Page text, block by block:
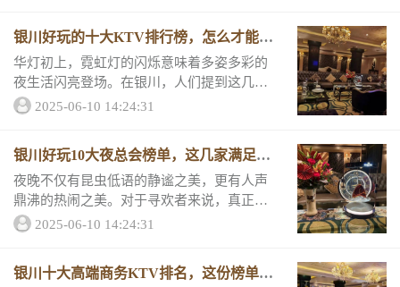
总会...
银川好玩的十大KTV排行榜，怎么才能避
免
华灯初上，霓虹灯的闪烁意味着多姿多彩的
夜生活闪亮登场。在银川，人们提到这几家K
TV总是赞不绝口，又有优惠透明的价格和超
2025-06-10 14:24:31
银川好玩10大夜总会榜单，这几家满足你
的
夜晚不仅有昆虫低语的静谧之美，更有人声
鼎沸的热闹之美。对于寻欢者来说，真正的
生活才刚开始。可以K歌喝酒、热舞玩牌的夜
会 2...
2025-06-10 14:24:31
银川十大高端商务KTV排名，这份榜单不